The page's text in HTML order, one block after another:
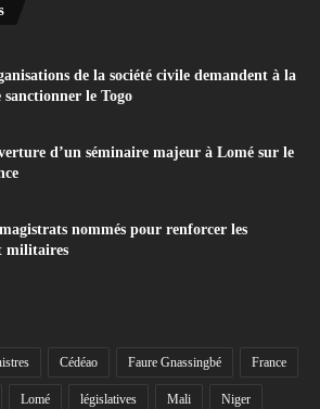
de la société civile demandent à la
le Togo
d’un séminaire majeur à Lomé sur le
nommés pour renforcer les
militaires
Cédéao Faure Gnassingbé France
Lomé législatives Mali Niger